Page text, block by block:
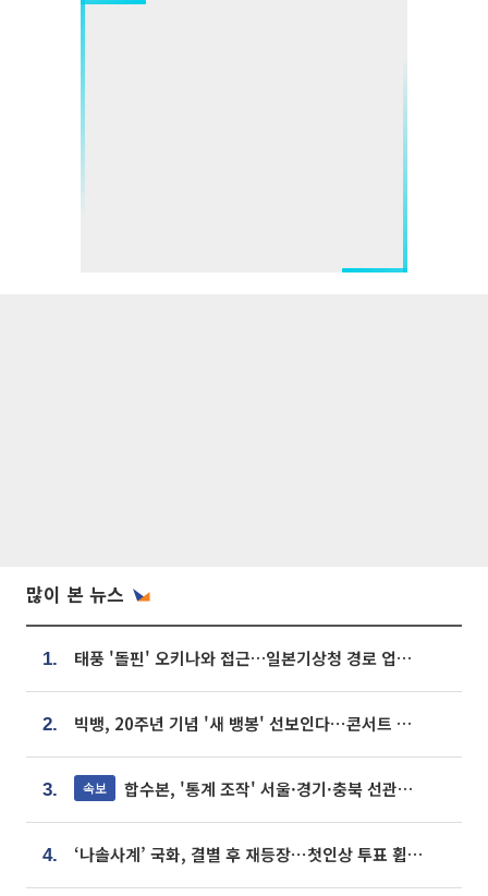
많이 본 뉴스
1. 태풍 '돌핀' 오키나와 접근…일본기상청 경로 업데이트
2. 빅뱅, 20주년 기념 '새 뱅봉' 선보인다⋯콘서트 앞두고 팝업 개최
3. 속보 합수본, '통계 조작' 서울·경기·충북 선관위 등 추가 압수수색
4. ‘나솔사계’ 국화, 결별 후 재등장⋯첫인상 투표 휩쓸고 ‘인기녀’ 등극